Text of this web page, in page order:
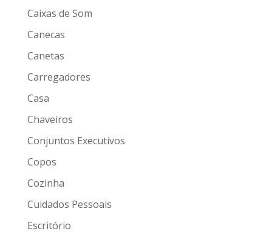
Caixas de Som
Canecas
Canetas
Carregadores
Casa
Chaveiros
Conjuntos Executivos
Copos
Cozinha
Cuidados Pessoais
Escritório